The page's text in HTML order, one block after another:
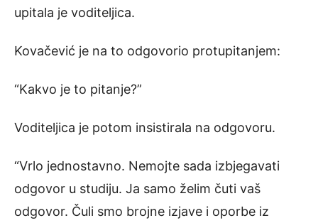
upitala je voditeljica.
Kovačević je na to odgovorio protupitanjem:
“Kakvo je to pitanje?”
Voditeljica je potom insistirala na odgovoru.
“Vrlo jednostavno. Nemojte sada izbjegavati
odgovor u studiju. Ja samo želim čuti vaš
odgovor. Čuli smo brojne izjave i oporbe iz